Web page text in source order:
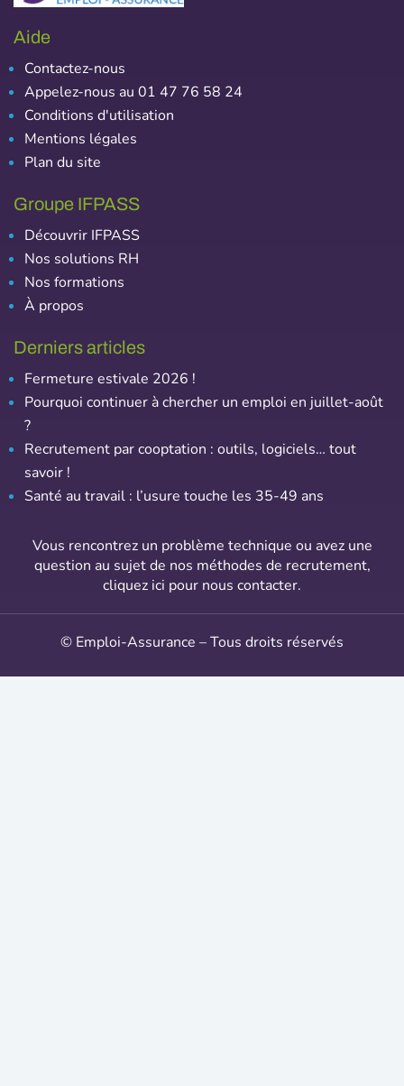
Aide
Contactez-nous
Appelez-nous au 01 47 76 58 24
Conditions d'utilisation
Mentions légales
Plan du site
Groupe IFPASS
Découvrir IFPASS
Nos solutions RH
Nos formations
À propos
Derniers articles
Fermeture estivale 2026 !
Pourquoi continuer à chercher un emploi en juillet-août
?
Recrutement par cooptation : outils, logiciels… tout
savoir !
Santé au travail : l’usure touche les 35-49 ans
Vous rencontrez un problème technique ou avez une
question au sujet de nos méthodes de recrutement,
cliquez ici pour nous contacter.
© Emploi-Assurance – Tous droits réservés